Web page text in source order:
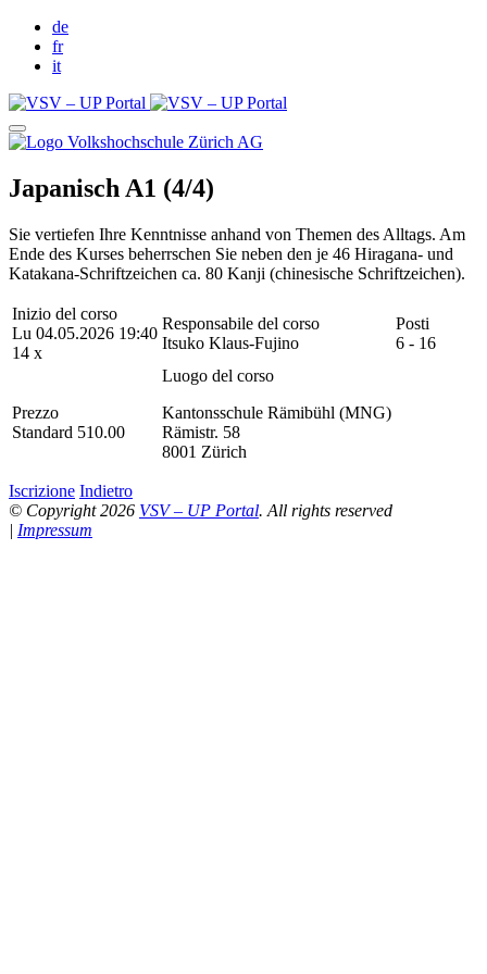
de
fr
it
Japanisch A1 (4/4)
Sie vertiefen Ihre Kenntnisse anhand von Themen des Alltags. Am
Ende des Kurses beherrschen Sie neben den je 46 Hiragana- und
Katakana-Schriftzeichen ca. 80 Kanji (chinesische Schriftzeichen).
Inizio del corso
Lu 04.05.2026 19:40
14 x
Responsabile del corso
Itsuko Klaus-Fujino
Posti
6 - 16
Prezzo
Standard 510.00
Luogo del corso
Kantonsschule Rämibühl (MNG)
Rämistr. 58
8001 Zürich
Iscrizione Indietro
© Copyright 2026 VSV – UP Portal. All rights reserved
| Impressum